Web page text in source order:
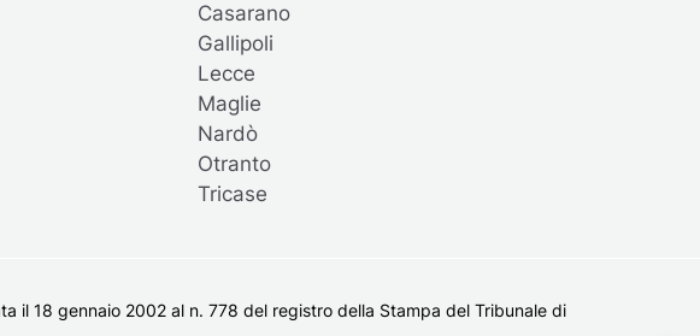
Casarano
Gallipoli
Lecce
Maglie
Nardò
Otranto
Tricase
il 18 gennaio 2002 al n. 778 del registro della Stampa del Tribunale di